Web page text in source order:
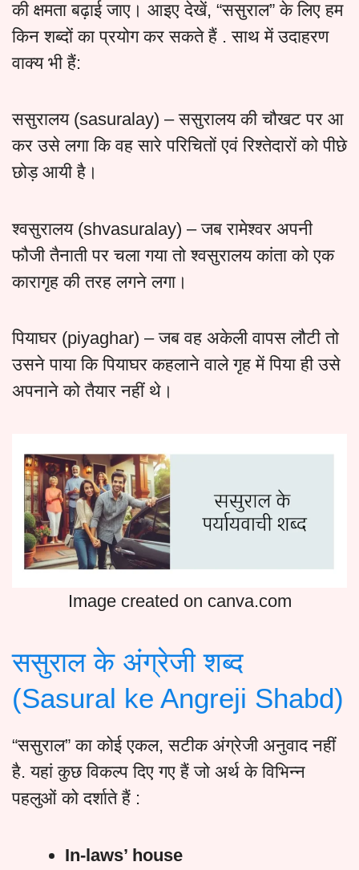
की क्षमता बढ़ाई जाए। आइए देखें, “ससुराल” के लिए हम
किन शब्दों का प्रयोग कर सकते हैं . साथ में उदाहरण
वाक्य भी हैं:
ससुरालय (sasuralay) – ससुरालय की चौखट पर आ
कर उसे लगा कि वह सारे परिचितों एवं रिश्तेदारों को पीछे
छोड़ आयी है।
श्वसुरालय (shvasuralay) – जब रामेश्वर अपनी
फौजी तैनाती पर चला गया तो श्वसुरालय कांता को एक
कारागृह की तरह लगने लगा।
पियाघर (piyaghar) – जब वह अकेली वापस लौटी तो
उसने पाया कि पियाघर कहलाने वाले गृह में पिया ही उसे
अपनाने को तैयार नहीं थे।
Image created on canva.com
ससुराल के अंग्रेजी शब्द
(Sasural ke Angreji Shabd)
“ससुराल” का कोई एकल, सटीक अंग्रेजी अनुवाद नहीं
है. यहां कुछ विकल्प दिए गए हैं जो अर्थ के विभिन्न
पहलुओं को दर्शाते हैं :
In-laws’ house